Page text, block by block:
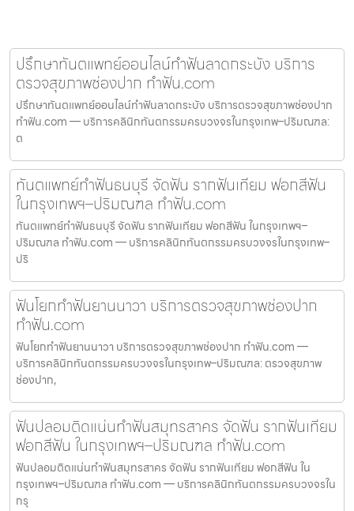
ปรึกษาทันตแพทย์ออนไลน์ทำฟันลาดกระบัง บริการ
ตรวจสุขภาพช่องปาก ทำฟัน.com
ปรึกษาทันตแพทย์ออนไลน์ทำฟันลาดกระบัง บริการตรวจสุขภาพช่องปาก
ทำฟัน.com — บริการคลินิกทันตกรรมครบวงจรในกรุงเทพ–ปริมณฑล:
ต
ทันตแพทย์ทำฟันธนบุรี จัดฟัน รากฟันเทียม ฟอกสีฟัน
ในกรุงเทพฯ–ปริมณฑล ทำฟัน.com
ทันตแพทย์ทำฟันธนบุรี จัดฟัน รากฟันเทียม ฟอกสีฟัน ในกรุงเทพฯ–
ปริมณฑล ทำฟัน.com — บริการคลินิกทันตกรรมครบวงจรในกรุงเทพ–
ปริ
ฟันโยกทำฟันยานนาวา บริการตรวจสุขภาพช่องปาก
ทำฟัน.com
ฟันโยกทำฟันยานนาวา บริการตรวจสุขภาพช่องปาก ทำฟัน.com —
บริการคลินิกทันตกรรมครบวงจรในกรุงเทพ–ปริมณฑล: ตรวจสุขภาพ
ช่องปาก,
ฟันปลอมติดแน่นทำฟันสมุทรสาคร จัดฟัน รากฟันเทียม
ฟอกสีฟัน ในกรุงเทพฯ–ปริมณฑล ทำฟัน.com
ฟันปลอมติดแน่นทำฟันสมุทรสาคร จัดฟัน รากฟันเทียม ฟอกสีฟัน ใน
กรุงเทพฯ–ปริมณฑล ทำฟัน.com — บริการคลินิกทันตกรรมครบวงจรใน
กรุ